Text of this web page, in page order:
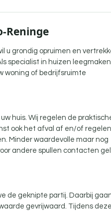
Reninge
u grondig opruimen en
specialist in huizen leegmaken
woning of bedrijfsruimte
huis. Wij regelen de
ook het afval af en/of regelen
Minder waardevolle maar nog
andere spullen contacten
de geknipte partij. Daarbij
gevrijwaard. Tijdens deze